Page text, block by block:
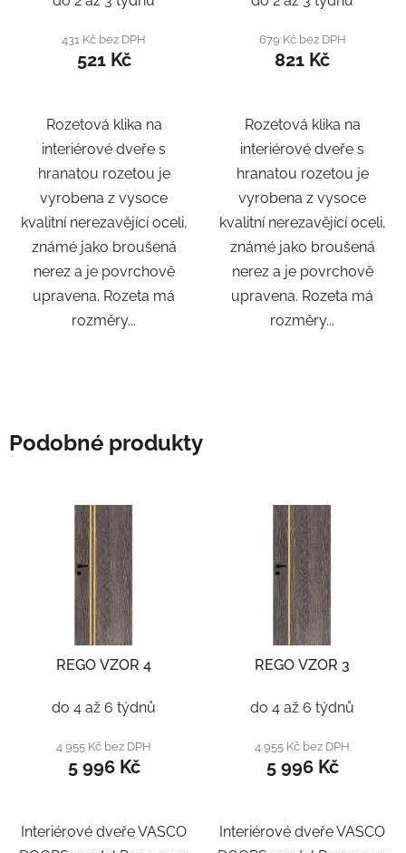
431 Kč bez DPH
521 Kč
Rozetová klika na
interiérové ​​dveře s
hranatou rozetou je
vyrobena z vysoce
kvalitní nerezavějící oceli,
známé jako broušená
nerez a je povrchově
upravena. Rozeta má
rozměry...
679 Kč bez DPH
821 Kč
Rozetová klika na
interiérové ​​dveře s
hranatou rozetou je
vyrobena z vysoce
kvalitní nerezavějící oceli,
známé jako broušená
nerez a je povrchově
upravena. Rozeta má
rozměry...
Podobné produkty
REGO VZOR 4
do 4 až 6 týdnů
4 955 Kč bez DPH
5 996 Kč
Interiérové dveře VASCO
REGO VZOR 3
do 4 až 6 týdnů
4 955 Kč bez DPH
5 996 Kč
Interiérové dveře VASCO